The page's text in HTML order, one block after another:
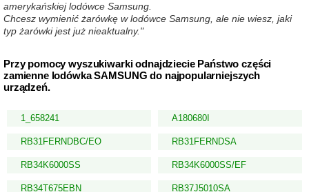
amerykańskiej lodówce Samsung.
Chcesz wymienić żarówkę w lodówce Samsung, ale nie wiesz, jaki
typ żarówki jest już nieaktualny."
Przy pomocy wyszukiwarki odnajdziecie Państwo części
zamienne lodówka SAMSUNG do najpopularniejszych
urządzeń.
1_658241 A180680I
RB31FERNDBC/EO RB31FERNDSA
RB34K6000SS RB34K6000SS/EF
RB34T675EBN RB37J5010SA